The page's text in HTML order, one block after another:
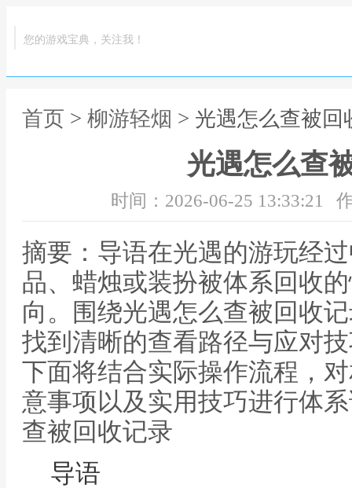
您的游戏宝典，关注我！
首页 > 柳游轻烟 > 光遇怎么查被回
光遇怎么查
时间：2026-06-25 13:33:21
摘要：导语在光遇的游玩经
品、蜡烛或装扮被体系回收
向。围绕光遇怎么查被回收
找到清晰的查看路径与应对
下面将结合实际操作流程，
意事项以及实用技巧进行体
查被回收记录
导语